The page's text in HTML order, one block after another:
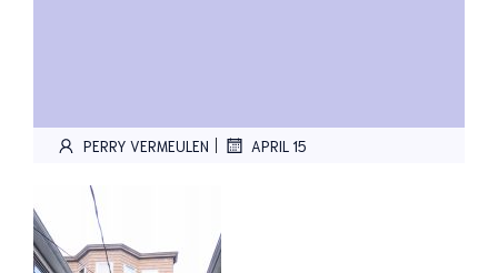
PERRY VERMEULEN | APRIL 15